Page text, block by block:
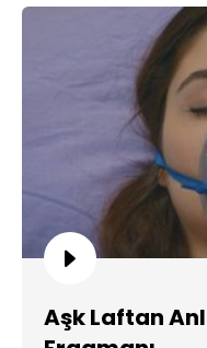
Aşk Laftan